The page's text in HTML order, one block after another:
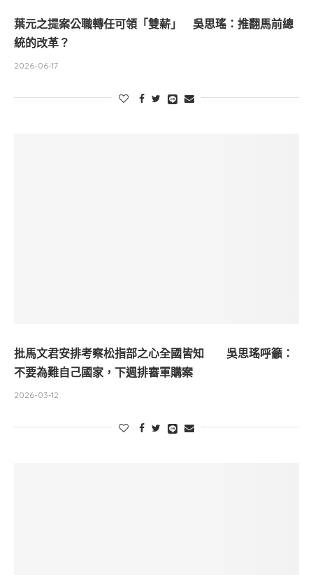
葉元之提案公職轉任可領「雙薪」 吳思瑤：推翻馬前總
統的改革？
2026-06-17
批馬文君安排考察松指部之心全國皆知 吳思瑤呼籲：
不要為難自己國家，下週排審軍購案
2026-03-12